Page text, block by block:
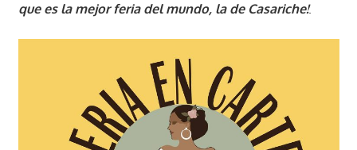
que es la mejor feria del mundo, la de Casariche!.